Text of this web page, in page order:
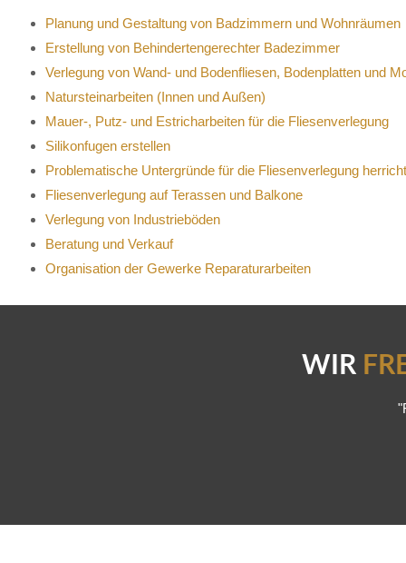
Planung und Gestaltung von Badzimmern und Wohnräumen
Erstellung von Behindertengerechter Badezimmer
Verlegung von Wand- und Bodenfliesen, Bodenplatten und
Natursteinarbeiten (Innen und Außen)
Mauer-, Putz- und Estricharbeiten für die Fliesenverlegung
Silikonfugen erstellen
Problematische Untergründe für die Fliesenverlegung
Fliesenverlegung auf Terassen und Balkone
Verlegung von Industrieböden
Beratung und Verkauf
Organisation der Gewerke Reparaturarbeiten
WIR